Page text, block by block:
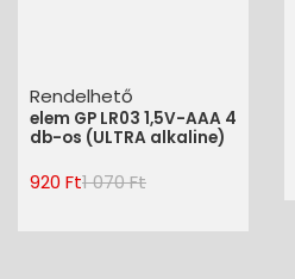
Rendelhető
elem GP LR03 1,5V-AAA 4
db-os (ULTRA alkaline)
920 Ft1 070 Ft